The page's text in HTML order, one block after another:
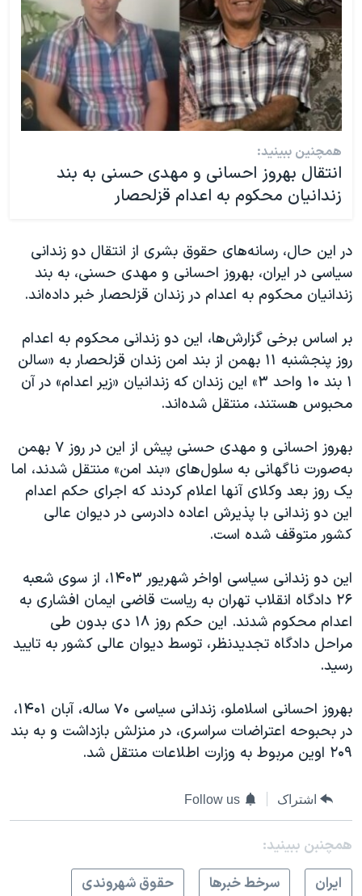
همچنین ببینید:
انتقال بهروز احسانی و مهدی حسنی به بند
زندانیان محکوم به اعدام قزلحصار
در این حال، رسانه‌های حقوق بشری از انتقال دو زندانی
سیاسی در ایران، بهروز احسانی و مهدی حسنی، به بند
زندانیان محکوم به اعدام در زندان قزلحصار خبر داده‌اند.
بر اساس برخی گزارش‌ها، این دو زندانی محکوم به اعدام
روز پنجشنبه ۱۱ بهمن از بند امن زندان قزلحصار به «سالن
۱ بند ۱۰ واحد ۳» این زندان که زندانیان «زیر اعدام» در آن
محبوس هستند، منتقل شده‌اند.
بهروز احسانی و مهدی حسنی پیش از این در روز ۷ بهمن
به‌صورت ناگهانی به سلول‌های «بند امن» منتقل شدند، اما
یک روز بعد وکلای آنها اعلام کردند که اجرای حکم اعدام
این دو زندانی با پذیرش اعاده دادرسی در دیوان عالی
کشور متوقف شده است.
این دو زندانی سیاسی اواخر شهریور ۱۴۰۳، از سوی شعبه
۲۶ دادگاه انقلاب تهران به ریاست قاضی ایمان افشاری به
اعدام محکوم شدند. این حکم روز ۱۸ دی بدون طی
مراحل دادگاه تجدیدنظر، توسط دیوان عالی کشور به تایید
رسید.
بهروز احسانی اسلاملو، زندانی سیاسی ۷۰ ساله، آبان ۱۴۰۱،
در بحبوحه اعتراضات سراسری، در منزلش بازداشت و به بند
۲۰۹ اوین مربوط به وزارت اطلاعات منتقل شد.
اشتراک Follow us
همچنبن ببینید:
ايران
سرخط خبرها حقوق شهروندی